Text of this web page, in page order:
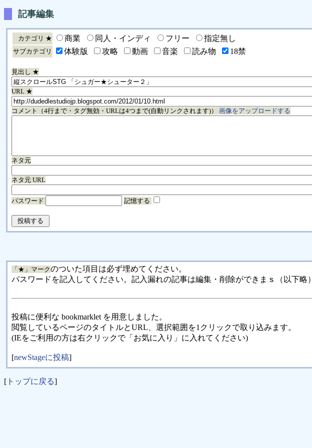
記事編集
カテゴリ ★ 商業 同人・インディ フリー 指定無し
サブカテゴリ 体験版 攻略 動画 音楽 読み物 18禁
見出し ★
URL ★
コメント（4行まで・タグ無効・URLは4つまで(自動リンクされます)） 画像をアップロードする
ネタ元
ネタ元 URL
パスワード 記憶する
「★」マークのついた項目は必ず埋めてください。
パスワードを記入してください。記入漏れの記事は編集・削除ができまｓ（以下略）
投稿に便利な bookmarklet を用意しました。
閲覧しているページのタイトルとURL、選択範囲を1クリックで取り込みます。
(IEをご利用の方は右クリックで「お気に入り」に入れてください)
[newStageに投稿]
[ トップに戻る]